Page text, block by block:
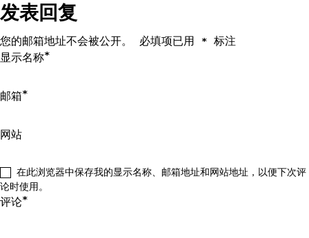
发表回复
您的邮箱地址不会被公开。 必填项已用 * 标注
评论*
显示名称*
邮箱*
网站
在此浏览器中保存我的显示名称、邮箱地址和网站地址，以便下次评
论时使用。